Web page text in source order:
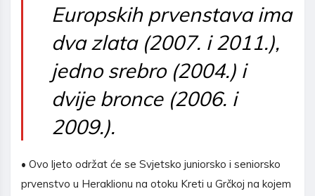
Europskih prvenstava ima
dva zlata (2007. i 2011.),
jedno srebro (2004.) i
dvije bronce (2006. i
2009.).
• Ovo ljeto održat će se Svjetsko juniorsko i seniorsko
prvenstvo u Heraklionu na otoku Kreti u Grčkoj na kojem